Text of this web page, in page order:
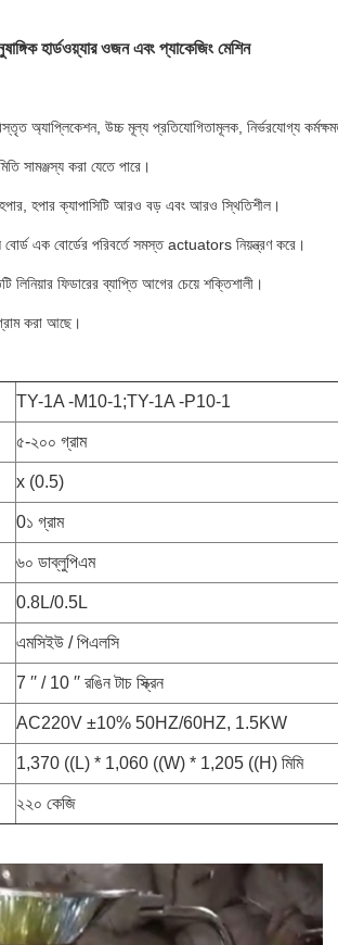
হার্ডওয়্যার ওজন এবং প্যাকেজিং মেশিন
অ্যাপ্লিকেশন, উচ্চ মূল্য প্রতিযোগিতামূলক, নির্ভরযোগ্য
সামঞ্জস্য করা যেতে পারে।
হপার ক্যাপাসিটি আরও বড় এবং আরও স্থিতিশীল।
বোর্ড এক বোর্ডের পরিবর্তে সমস্ত actuators নিয়ন্ত্রণ করে।
লিনিয়ার ফিডারের ব্যাপ্তি আগের চেয়ে শক্তিশালী।
করা আছে।
TY-1A -M10-1;TY-1A -P10-1
৫-২০০ গ্রাম
x (0.5)
0১ গ্রাম
৬০ ডাব্লুপিএম
0.8L/0.5L
এমসিইউ / পিএলসি
7 ′′ / 10 ′′ রঙিন টাচ স্ক্রিন
AC220V ±10% 50HZ/60HZ, 1.5KW
1,370 ((L) * 1,060 ((W) * 1,205 ((H) মিমি
২২০ কেজি